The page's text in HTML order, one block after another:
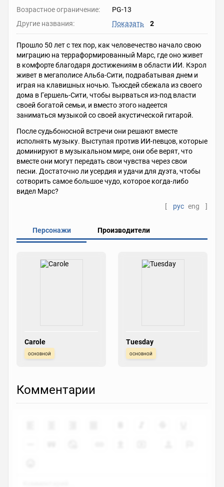
Возрастное ограничение:
PG-13
Другие названия:
Показать 2
Прошло 50 лет с тех пор, как человечество начало свою
миграцию на терраформированный Марс, где оно живет
в комфорте благодаря достижениям в области ИИ. Кэрол
живет в мегаполисе Альба-Сити, подрабатывая днем и
играя на клавишных ночью. Тьюсдей сбежала из своего
дома в Гершель-Сити, чтобы вырваться из-под власти
своей богатой семьи, и вместо этого надеется
заниматься музыкой со своей акустической гитарой.
После судьбоносной встречи они решают вместе
исполнять музыку. Выступая против ИИ-певцов, которые
доминируют в музыкальном мире, они обе верят, что
вместе они могут передать свои чувства через свои
песни. Достаточно ли усердия и удачи для дуэта, чтобы
сотворить самое большое чудо, которое когда-либо
видел Марс?
[
рус eng ]
Персонажи Производители
Carole
основной
Tuesday
основной
Комментарии